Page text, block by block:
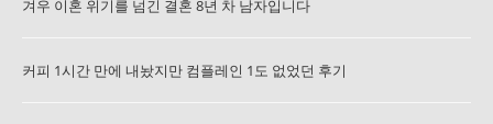
겨우 이혼 위기를 넘긴 결혼 8년 차 남자입니다
커피 1시간 만에 내놨지만 컴플레인 1도 없었던 후기